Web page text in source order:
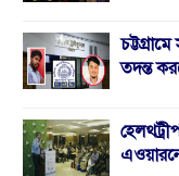
তদন্ত